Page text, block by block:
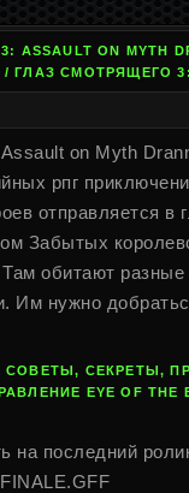
3: ASSAULT ON MYTH
/ ГЛАЗ
on Myth
рпг
отправляется в
Забытых
Там обитают
Им нужно
СЕКРЕТЫ,
EYE OF THE
на последний